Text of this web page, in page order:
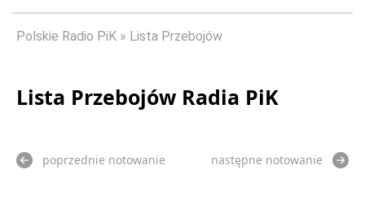
Polskie Radio PiK Lista Przebojów
Lista Przebojów Radia PiK
poprzednie notowanie następne notowanie